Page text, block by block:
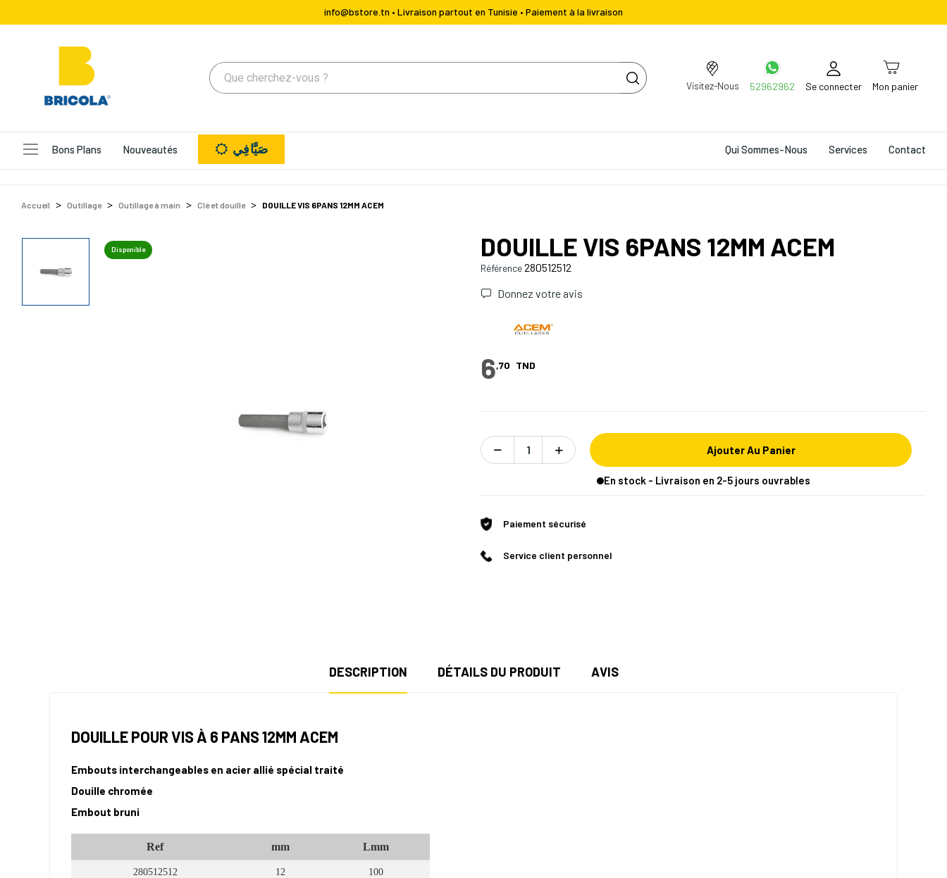
info@bstore.tn • Livraison partout en Tunisie • Paiement à la livraison
Visitez-Nous 52962962 Se connecter Mon panier
Bons Plans Nouveautés Qui Sommes-Nous Services Contact صَيَّافِي
Accueil Outillage Outillage à main Clé et douille DOUILLE VIS 6PANS 12MM ACEM
Disponible DOUILLE VIS 6PANS 12MM ACEM
Référence280512512
Donnez votre avis
6,70 TND
Ajouter Au Panier
En stock - Livraison en 2-5 jours ouvrables
Paiement sécurisé
Service client personnel
DESCRIPTION DÉTAILS DU PRODUIT AVIS
DOUILLE POUR VIS À 6 PANS 12MM ACEM
Embouts interchangeables en acier allié spécial traité
Douille chromée
Embout bruni
Ref mm Lmm
280512512 12 100